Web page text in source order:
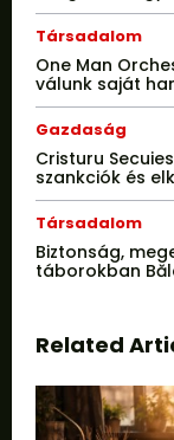
Társadalom
One Man
válunk saját
Gazdaság
Cristuru
szankciók és
Társadalom
Biztonság,
táborokban
Related